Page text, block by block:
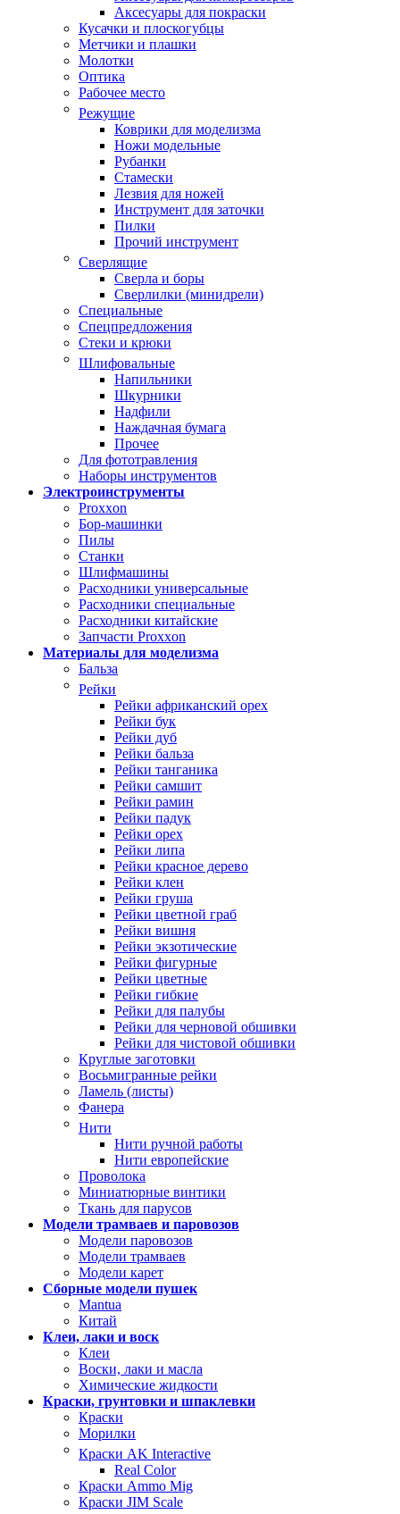
Аксесуары для покраски
Кусачки и плоскогубцы
Метчики и плашки
Молотки
Оптика
Рабочее место
Режущие
Коврики для моделизма
Ножи модельные
Рубанки
Стамески
Лезвия для ножей
Инструмент для заточки
Пилки
Прочий инструмент
Сверлящие
Сверла и боры
Сверлилки (минидрели)
Специальные
Спецпредложения
Стеки и крюки
Шлифовальные
Напильники
Шкурники
Надфили
Наждачная бумага
Прочее
Для фототравления
Наборы инструментов
Электроинструменты
Proxxon
Бор-машинки
Пилы
Станки
Шлифмашины
Расходники универсальные
Расходники специальные
Расходники китайские
Запчасти Proxxon
Материалы для моделизма
Бальза
Рейки
Рейки африканский орех
Рейки бук
Рейки дуб
Рейки бальза
Рейки танганика
Рейки самшит
Рейки рамин
Рейки падук
Рейки орех
Рейки липа
Рейки красное дерево
Рейки клен
Рейки груша
Рейки цветной граб
Рейки вишня
Рейки экзотические
Рейки фигурные
Рейки цветные
Рейки гибкие
Рейки для палубы
Рейки для черновой обшивки
Рейки для чистовой обшивки
Круглые заготовки
Восьмигранные рейки
Ламель (листы)
Фанера
Нити
Нити ручной работы
Нити европейские
Проволока
Миниатюрные винтики
Ткань для парусов
Модели трамваев и паровозов
Модели паровозов
Модели трамваев
Модели карет
Сборные модели пушек
Mantua
Китай
Клеи, лаки и воск
Клеи
Воски, лаки и масла
Химические жидкости
Краски, грунтовки и шпаклевки
Краски
Морилки
Краски AK Interactive
Real Color
Краски Ammo Mig
Краски JIM Scale